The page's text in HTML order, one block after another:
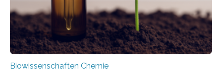
Biowissenschaften Chemie